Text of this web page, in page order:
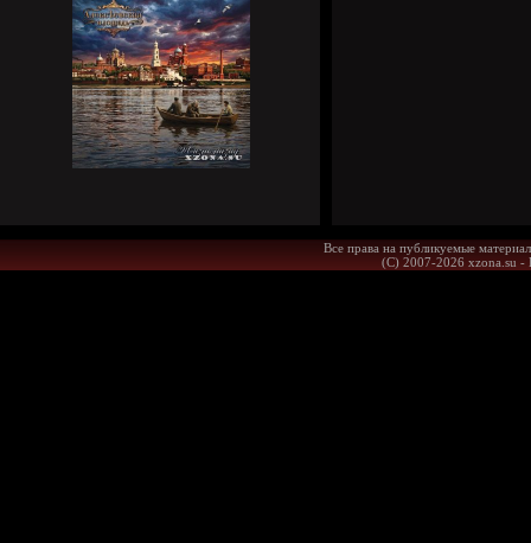
Все права на публикуемые
(С) 2007-2026 xzona.su -